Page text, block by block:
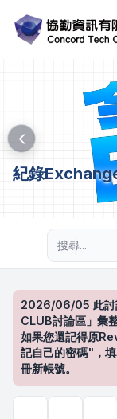
紀錄
2026/06/05 此討
CLUB討論區」彙
如果您還記得原
記自己的密碼"，
冊新帳號。